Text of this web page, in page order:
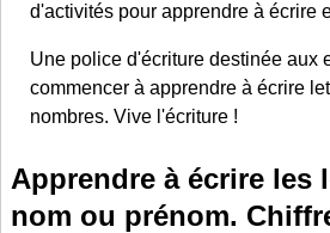
d'activités pour apprendre à écrire
Une police d'écriture destinée aux
commencer à apprendre à écrire
nombres. Vive l'écriture !
Apprendre à écrire les
nom ou prénom.